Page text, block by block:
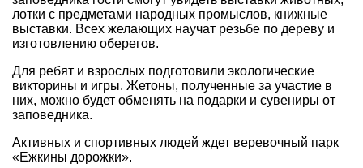
лотки с предметами народных промыслов, книжные
выставки. Всех желающих научат резьбе по дереву и
изготовлению оберегов.
Для ребят и взрослых подготовили экологические
викторины и игры. Жетоны, полученные за участие в
них, можно будет обменять на подарки и сувениры от
заповедника.
Активных и спортивных людей ждет веревочный парк
«Ежкины дорожки».